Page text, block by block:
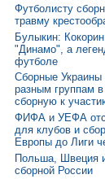
Футболисту
травму
Булыкин:
"Динамо", а
футболе
Сборные Украины
разным группам
сборную к
ФИФА и УЕФА
для клубов и
Европы до Лиги
Польша, Швеция и
сборной России